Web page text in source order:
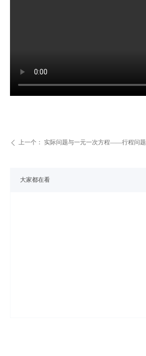
大家都在看
ꄴ 上一个： 实际问题与一元一次方程——行程问题